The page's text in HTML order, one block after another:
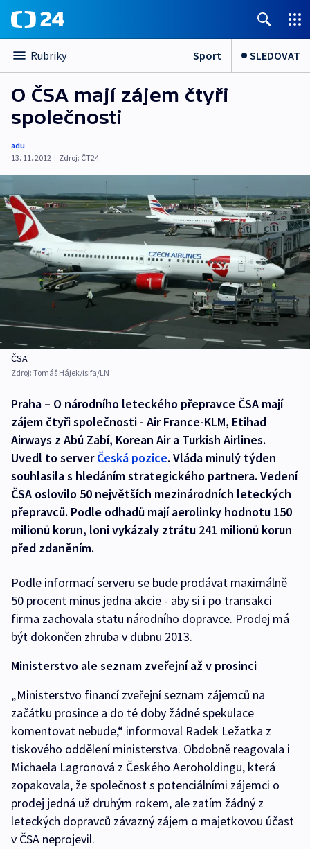
Rubriky Sport SLEDOVAT
O ČSA mají zájem čtyři
společnosti
adu
13. 11. 2012 | Zdroj: ČT24
ČSA
Zdroj: Tomáš Hájek/isifa/LN
Praha – O národního leteckého přepravce ČSA mají
zájem čtyři společnosti - Air France-KLM, Etihad
Airways z Abú Zabí, Korean Air a Turkish Airlines.
Uvedl to serverČeská pozice. Vláda minulý týden
souhlasila s hledáním strategického partnera. Vedení
ČSA oslovilo 50 největších mezinárodních leteckých
přepravců. Podle odhadů mají aerolinky hodnotu 150
milionů korun, loni vykázaly ztrátu 241 milionů korun
před zdaněním.
Podle informací serveru se bude prodávat maximálně
50 procent minus jedna akcie - aby si i po transakci
firma zachovala statu národního dopravce. Prodej má
být dokončen zhruba v dubnu 2013.
Ministerstvo ale seznam zveřejní až v prosinci
„Ministerstvo financí zveřejní seznam zájemců na
začátku prosince a do té doby žádné spekulace
komentovat nebude,“ informoval Radek Ležatka z
tiskového oddělení ministerstva. Obdobně reagovala i
Michaela Lagronová z Českého Aeroholdingu, která
zopakovala, že společnost s potenciálními zájemci o
prodej jedná už druhým rokem, ale zatím žádný z
leteckých dopravců závazný zájem o majetkovou účast
v ČSA neprojevil.